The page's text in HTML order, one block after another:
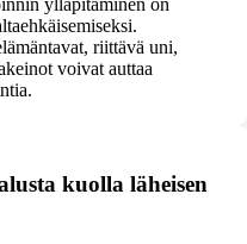
ylläpitäminen on
riittävä uni,
voivat auttaa
kuolla läheisen